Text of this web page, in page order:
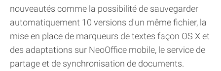
nouveautés comme la possibilité de sauvegarder
automatiquement 10 versions d'un même fichier, la
mise en place de marqueurs de textes façon OS X et
des adaptations sur NeoOffice mobile, le service de
partage et de synchronisation de documents.